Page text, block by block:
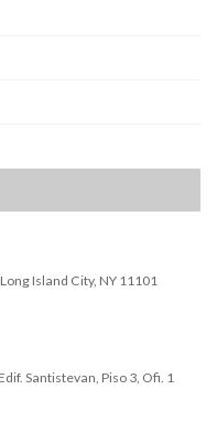
Island City, NY 11101
Santistevan, Piso 3, Ofi. 1